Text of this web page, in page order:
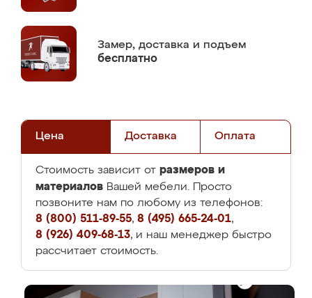
Замер, доставка и подъем
бесплатно
Цена Доставка Оплата
Стоимость зависит от размеров и
материалов Вашей мебели. Просто
позвоните нам по любому из телефонов:
8 (800) 511-89-55, 8 (495) 665-24-01,
8 (926) 409-68-13, и наш менеджер быстро
рассчитает стоимость.